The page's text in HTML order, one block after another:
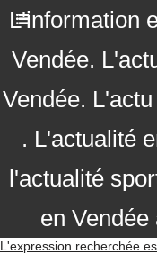
L'information
Vendée.
Vendée.
. L'actualité
l'actualité
en
L'expression recherchée